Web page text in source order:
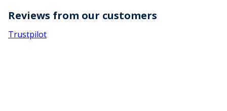
Reviews from our customers
Trustpilot